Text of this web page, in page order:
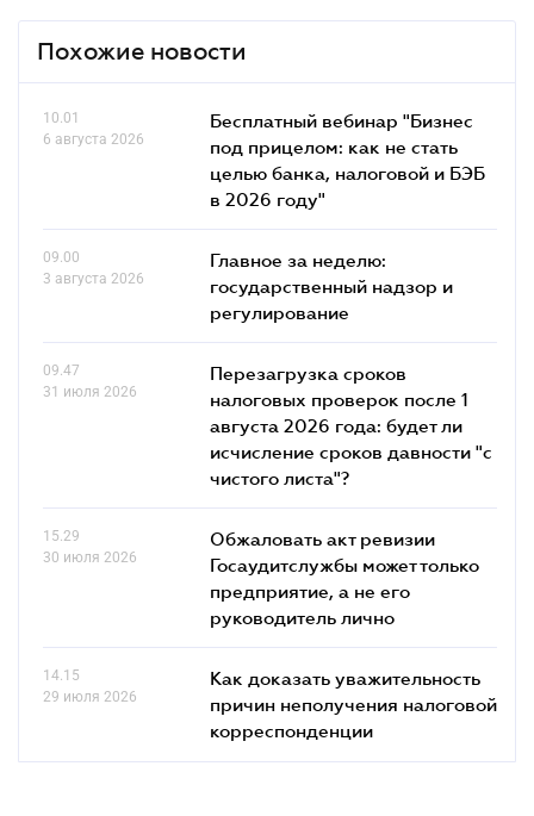
Похожие новости
10.01
6 августа 2026
Бесплатный вебинар "Бизнес
под прицелом: как не стать
целью банка, налоговой и БЭБ
в 2026 году"
09.00
3 августа 2026
Главное за неделю:
государственный надзор и
регулирование
09.47
31 июля 2026
Перезагрузка сроков
налоговых проверок после 1
августа 2026 года: будет ли
исчисление сроков давности "с
чистого листа"?
15.29
30 июля 2026
Обжаловать акт ревизии
Госаудитслужбы может только
предприятие, а не его
руководитель лично
14.15
29 июля 2026
Как доказать уважительность
причин неполучения налоговой
корреспонденции